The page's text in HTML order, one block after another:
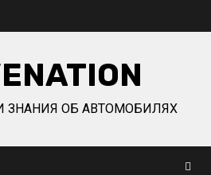
ЗНАНИЯ ОБ АВТОМОБИЛЯХ